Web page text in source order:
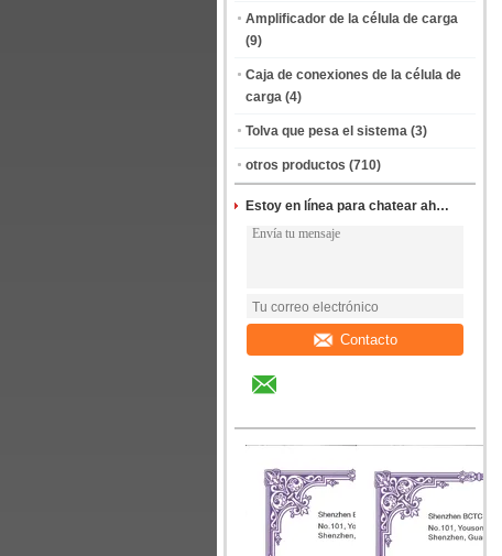
Amplificador de la célula de carga
(9)
Caja de conexiones de la célula de
carga (4)
Tolva que pesa el sistema (3)
otros productos (710)
Estoy en línea para chatear ahora
Contacto